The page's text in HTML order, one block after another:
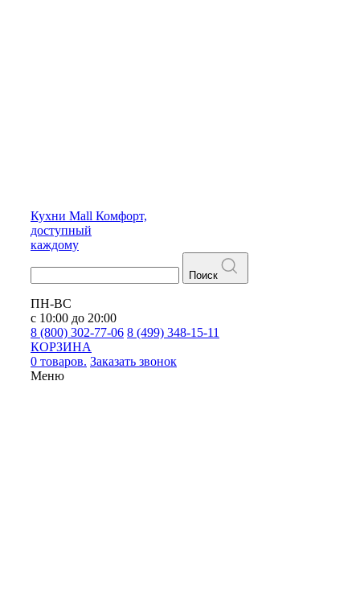
Кухни Mall Комфорт,
доступный
каждому
Поиск
ПН-ВС
с 10:00 до 20:00
8 (800) 302-77-06 8 (499) 348-15-11
КОРЗИНА
0 товаров. Заказать звонок
Меню